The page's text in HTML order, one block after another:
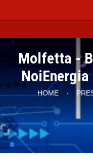
Molfetta -
HOME ·